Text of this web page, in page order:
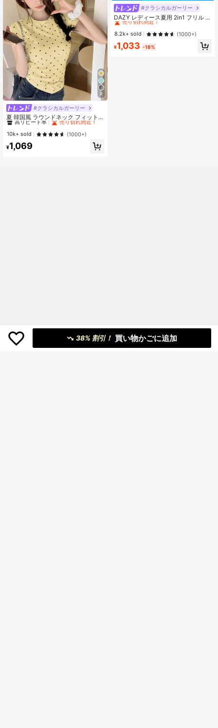
9
#クラシカルガーリー
夏 韓国風 ラウンドネック フィット
カジュアル ドット柄 半袖Tシャツ イ
エロー、エステティック
#1 ベストセラー
に イエロー オフィスデイリートップス
高リピート率
売り切れ間近！
#1 ベストセラー
に イエロー オフィスデイリートップス
高リピート率
売り切れ間近！
#1 ベストセラー
に イエロー オフィスデイリートップス
高リピート率
売り切れ間近！
#1 ベストセラー
に イエロー オフィスデイリートップス
高リピート率
売り切れ間近！
10k+ sold (1000+)
¥1,069
#クラシカルガーリー
DAZY レディース夏用 2in1 フリル ち
ょう結び 半袖Tシャツ
#8 ベストセラー
に スクープネック 女性用トップス、ブラウス、Tシャツ
売り切れ間近！
#8 ベストセラー
売り切れ間近！
#8 ベストセラー
売り切れ間近！
#8 ベストセラー
に スクープネック 女性用トップス、ブラウス、Tシャツ
売り切れ間近！
8.2k+ sold (1000+)
¥1,033 -18%
38% 割引！ 買い物かごに追加